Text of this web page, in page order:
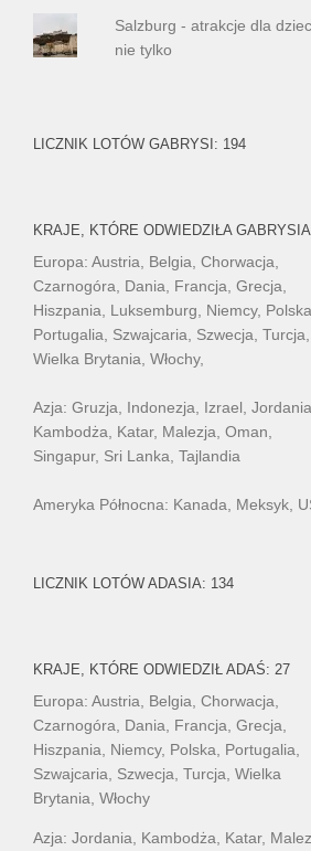
Salzburg - atrakcje dla
nie tylko
LICZNIK LOTÓW GABRYSI: 194
KRAJE, KTÓRE ODWIEDZIŁA
Europa: Austria, Belgia, Chorwacja,
Czarnogóra, Dania, Francja, Grecja,
Hiszpania, Luksemburg, Niemcy, Polska,
Portugalia, Szwajcaria, Szwecja, Turcja,
Wielka Brytania, Włochy,
Azja: Gruzja, Indonezja, Izrael, Jordania,
Kambodża, Katar, Malezja, Oman,
Singapur, Sri Lanka, Tajlandia
Ameryka Północna: Kanada, Meksyk,
LICZNIK LOTÓW ADASIA: 134
KRAJE, KTÓRE ODWIEDZIŁ ADAŚ: 27
Europa: Austria, Belgia, Chorwacja,
Czarnogóra, Dania, Francja, Grecja,
Hiszpania, Niemcy, Polska, Portugalia,
Szwajcaria, Szwecja, Turcja, Wielka
Brytania, Włochy
Azja: Jordania, Kambodża, Katar,